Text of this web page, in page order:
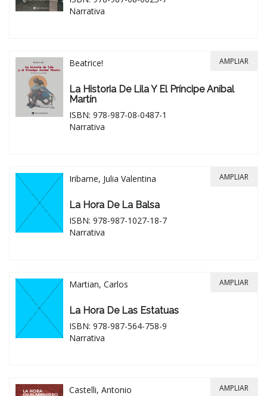
Narrativa
Beatrice!
La Historia De Lila Y El Príncipe Aníbal
Martín
ISBN: 978-987-08-0487-1
Narrativa
AMPLIAR
Iribarne, Julia Valentina
La Hora De La Balsa
ISBN: 978-987-1027-18-7
Narrativa
AMPLIAR
Martian, Carlos
La Hora De Las Estatuas
ISBN: 978-987-564-758-9
Narrativa
AMPLIAR
Castelli, Antonio AMPLIAR